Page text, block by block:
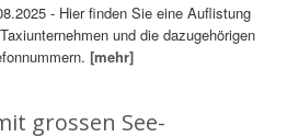
- Hier finden Sie eine Auflistung
und die dazugehörigen
[mehr]
grossen See-